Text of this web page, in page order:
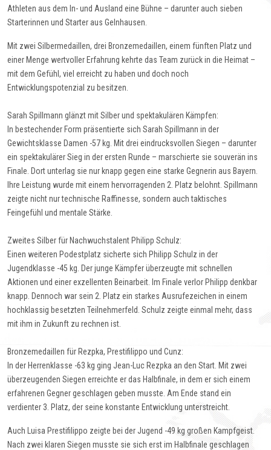
Athleten aus dem In- und Ausland eine Bühne – darunter auch sieben
Starterinnen und Starter aus Gelnhausen.
Mit zwei Silbermedaillen, drei Bronzemedaillen, einem fünften Platz und
einer Menge wertvoller Erfahrung kehrte das Team zurück in die Heimat –
mit dem Gefühl, viel erreicht zu haben und doch noch
Entwicklungspotenzial zu besitzen.
Sarah Spillmann glänzt mit Silber und spektakulären Kämpfen:
In bestechender Form präsentierte sich Sarah Spillmann in der
Gewichtsklasse Damen -57 kg. Mit drei eindrucksvollen Siegen – darunter
ein spektakulärer Sieg in der ersten Runde – marschierte sie souverän ins
Finale. Dort unterlag sie nur knapp gegen eine starke Gegnerin aus Bayern.
Ihre Leistung wurde mit einem hervorragenden 2. Platz belohnt. Spillmann
zeigte nicht nur technische Raffinesse, sondern auch taktisches
Feingefühl und mentale Stärke.
Zweites Silber für Nachwuchstalent Philipp Schulz:
Einen weiteren Podestplatz sicherte sich Philipp Schulz in der
Jugendklasse -45 kg. Der junge Kämpfer überzeugte mit schnellen
Aktionen und einer exzellenten Beinarbeit. Im Finale verlor Philipp denkbar
knapp. Dennoch war sein 2. Platz ein starkes Ausrufezeichen in einem
hochklassig besetzten Teilnehmerfeld. Schulz zeigte einmal mehr, dass
mit ihm in Zukunft zu rechnen ist.
Bronzemedaillen für Rezpka, Prestifilippo und Cunz:
In der Herrenklasse -63 kg ging Jean-Luc Rezpka an den Start. Mit zwei
überzeugenden Siegen erreichte er das Halbfinale, in dem er sich einem
erfahrenen Gegner geschlagen geben musste. Am Ende stand ein
verdienter 3. Platz, der seine konstante Entwicklung unterstreicht.
Auch Luisa Prestifilippo zeigte bei der Jugend -49 kg großen Kampfgeist.
Nach zwei klaren Siegen musste sie sich erst im Halbfinale geschlagen